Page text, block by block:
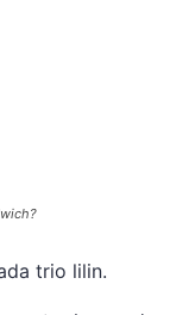
trio lilin.